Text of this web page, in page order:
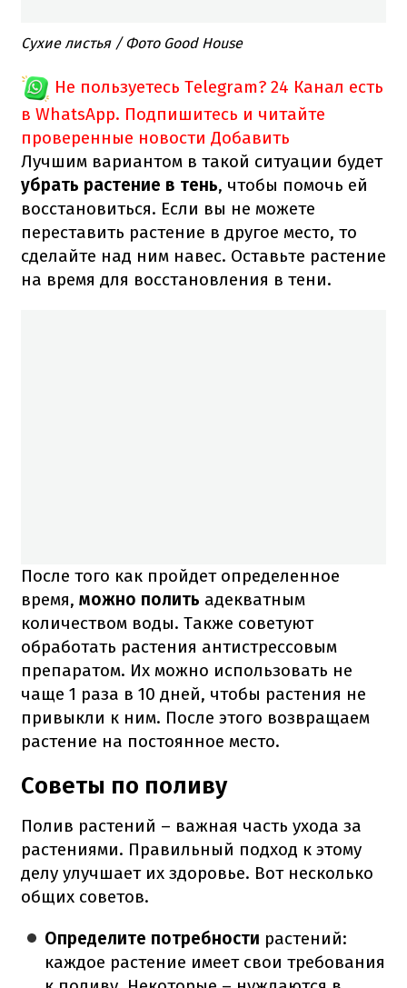
Сухие листья / Фото Good House
Не пользуетесь Telegram? 24 Канал есть
в WhatsApp. Подпишитесь и читайте
проверенные новости Добавить
Лучшим вариантом в такой ситуации будет
убрать растение в тень, чтобы помочь ей
восстановиться. Если вы не можете
переставить растение в другое место, то
сделайте над ним навес. Оставьте растение
на время для восстановления в тени.
После того как пройдет определенное
время, можно полить адекватным
количеством воды. Также советуют
обработать растения антистрессовым
препаратом. Их можно использовать не
чаще 1 раза в 10 дней, чтобы растения не
привыкли к ним. После этого возвращаем
растение на постоянное место.
Советы по поливу
Полив растений – важная часть ухода за
растениями. Правильный подход к этому
делу улучшает их здоровье. Вот несколько
общих советов.
Определите потребности растений:
каждое растение имеет свои требования